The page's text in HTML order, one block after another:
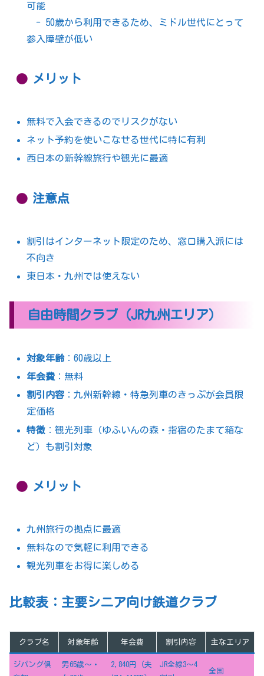
可能
- 50歳から利用できるため、ミドル世代にとって
参入障壁が低い
メリット
無料で入会できるのでリスクがない
ネット予約を使いこなせる世代に特に有利
西日本の新幹線旅行や観光に最適
注意点
割引はインターネット限定のため、窓口購入派には
不向き
東日本・九州では使えない
自由時間クラブ（JR九州エリア）
対象年齢：60歳以上
年会費 ：無料
割引内容 ：九州新幹線・特急列車のきっぷが会員限
定価格
特徴 ：観光列車（ゆふいんの森・指宿のたまて箱な
ど）も割引対象
メリット
九州旅行の拠点に最適
無料なので気軽に利用できる
観光列車をお得に楽しめる
比較表：主要シニア向け鉄道クラブ
クラブ名 対象年齢 年会費 割引内容 主なエリア
ジパング倶
男65歳〜・
2,840円（夫
JR全線3〜4
全国